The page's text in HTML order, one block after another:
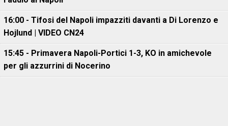
16:00 - Tifosi del Napoli impazziti davanti a Di Lorenzo e
Hojlund | VIDEO CN24
15:45 - Primavera Napoli-Portici 1-3, KO in amichevole
per gli azzurrini di Nocerino